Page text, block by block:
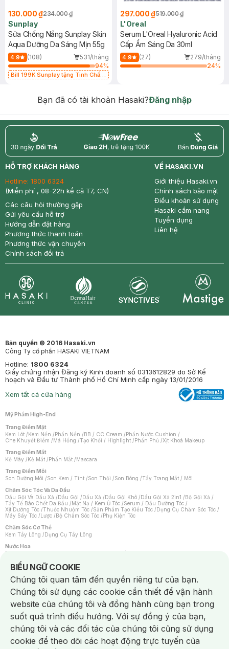
130.000 ₫234.000 ₫
Sunplay
Sữa Chống Nắng Sunplay Skin
Aqua Dưỡng Da Sáng Mịn 55g
4.9 (108)
531/tháng
94%
Bill 199K Sunplay tặng Tinh Chất
297.000 ₫519.000 ₫
L'Oreal
Serum L'Oreal Hyaluronic Acid
Cấp Ẩm Sáng Da 30ml
4.9 (27)
279/tháng
24%
Bạn đã có tài khoản Hasaki?Đăng nhập
return nowfree price
HỖ TRỢ KHÁCH HÀNG
Hotline: 1800 6324
(Miễn phí , 08-22h kể cả T7, CN)
Các câu hỏi thường gặp
Gửi yêu cầu hỗ trợ
Hướng dẫn đặt hàng
Phương thức thanh toán
Phương thức vận chuyển
Chính sách đổi trả
VỀ HASAKI.VN
Giới thiệu Hasaki.vn
Chính sách bảo mật
Điều khoản sử dụng
Hasaki cẩm nang
Tuyển dụng
Liên hệ
Bản quyền © 2016 Hasaki.vn
Công Ty cổ phần HASAKI VIETNAM
Hotline: 1800 6324
Giấy chứng nhận Đăng ký Kinh doanh số 0313612829 do Sở Kế
hoạch và Đầu tư Thành phố Hồ Chí Minh cấp ngày 13/01/2016
Xem tất cả cửa hàng
Mỹ Phẩm High-End
Trang Điểm Mặt
Kem Lót /Kem Nền /Phấn Nền /BB / CC Cream /Phấn Nước Cushion /
Che Khuyết Điểm /Má Hồng /Tạo Khối / Highlight /Phấn Phủ /Xịt Khoá Makeup
Trang Điểm Mắt
Kẻ Mày /Kẻ Mắt /Phấn Mắt /Mascara
Trang Điểm Môi
Son Dưỡng Môi /Son Kem / Tint /Son Thỏi /Son Bóng /Tẩy Trang Mắt / Môi
Chăm Sóc Tóc Và Da Đầu
Dầu Gội Và Dầu Xả /Dầu Gội /Dầu Xả /Dầu Gội Khô /Dầu Gội Xả 2in1 /Bộ Gội Xả /
Tẩy Tế Bào Chết Da Đầu /Mặt Nạ / Kem Ủ Tóc /Serum / Dầu Dưỡng Tóc /
Xịt Dưỡng Tóc /Thuốc Nhuộm Tóc /Sản Phẩm Tạo Kiểu Tóc /Dụng Cụ Chăm Sóc Tóc /
Máy Sấy Tóc /Lược /Bộ Chăm Sóc Tóc /Phụ Kiện Tóc
Chăm Sóc Cơ Thể
Kem Tẩy Lông /Dụng Cụ Tẩy Lông
Nước Hoa
Nước Hoa Nữ
Chăm Sóc Cá Nhân
Chống Muỗi /Khẩu Trang /Máy Massage/Mặt Nạ Xông Hơi /Nước Rửa Tay/
Sản Phẩm Chăm Sóc Khác /Bàn Chải Đánh Răng /Bàn Chải Điện/
Hỗ Trợ Trắng Răng/Kem Đánh Răng /Máy Tăm Nước/ Nước Súc Miệng/
Tăm / Chỉ Nha Khoa/ Xịt Thơm Miệng / Dung Dịch Vệ Sinh/Dưỡng Vùng Kín/
Khăn Ướt Vệ Sinh Vùng Kín/Băng Vệ Sinh/Tampon/Bọt Cạo Râu /Dao Cạo Râu/
Máy Cạo Râu
Vấn Đề Về Da
Da Dầu / Lỗ Chân Lông To/ Da Khô / Mất Nước/ Da Lão Hóa/ Da Mụn/
Da Nhạy Cảm / Kích Ứng
Da Xỉn Màu Thâm / Nám / Tàn Nhang
Quầng Thâm & Bọng Mắt /Sẹo /Viêm Da Cơ Địa
BIỂU NGỮ COOKIE
Notice about cookies usage
Chúng tôi quan tâm đến quyền riêng tư của bạn.
Chúng tôi sử dụng các cookie cần thiết để vận hành
website của chúng tôi và đồng hành cùng bạn trong
suốt quá trình điều hướng. Với sự đồng ý của bạn,
chúng tôi và các đối tác của chúng tôi cũng sử dụng
cookie để theo dõi các hoạt động trực tuyến của